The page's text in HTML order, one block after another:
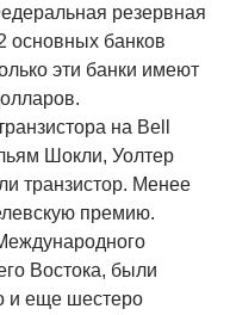
резервная
основных банков
эти банки имеют
на Bell
Шокли, Уолтер
транзистор. Менее
премию.
Востока, были
и еще шестеро